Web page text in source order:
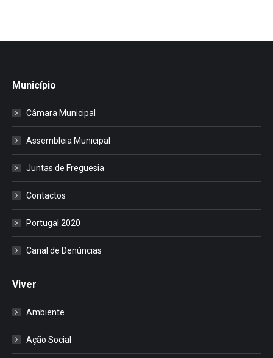
Município
Câmara Municipal
Assembleia Municipal
Juntas de Freguesia
Contactos
Portugal 2020
Canal de Denúncias
Viver
Ambiente
Ação Social